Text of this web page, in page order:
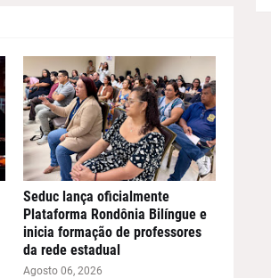
Seduc lança oficialmente
Plataforma Rondônia Bilíngue e
inicia formação de professores
da rede estadual
Agosto 06, 2026